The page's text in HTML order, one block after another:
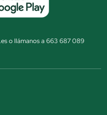
o llámanos a 663 687 089